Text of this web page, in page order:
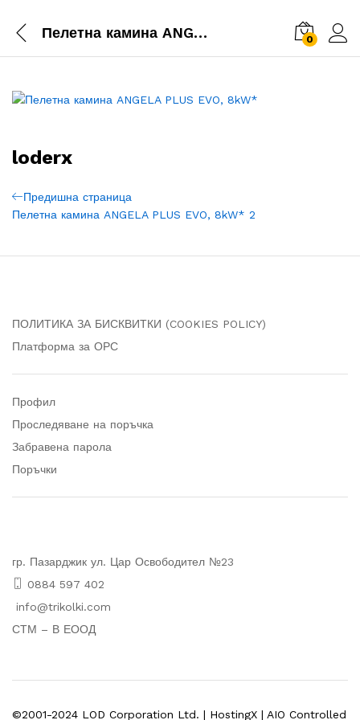
Пелетна камина ANGELA PLUS EVO, 8kW* 2 0
loderx
Навигация
Previous
Post
Предишна страница
Пелетна камина ANGELA PLUS EVO, 8kW* 2
ПОЛИТИКА ЗА БИСКВИТКИ (COOKIES POLICY)
Платформа за ОРС
Профил
Проследяване на поръчка
Забравена парола
Поръчки
гр. Пазарджик ул. Цар Освободител №23
0884 597 402
info@trikolki.com
СТМ – В ЕООД
©2001-2024 LOD Corporation Ltd. | HostingX | AIO Controlled